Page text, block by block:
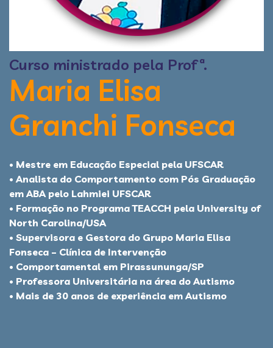
Curso ministrado pela Profª.
Maria Elisa
Granchi Fonseca
• Mestre em Educação Especial pela UFSCAR
• Analista do Comportamento com Pós Graduação
em ABA pelo Lahmiei UFSCAR
• Formação no Programa TEACCH pela University of
North Carolina/USA
• Supervisora e Gestora do Grupo Maria Elisa
Fonseca – Clínica de Intervenção
• Comportamental em Pirassununga/SP
• Professora Universitária na área do Autismo
• Mais de 30 anos de experiência em Autismo